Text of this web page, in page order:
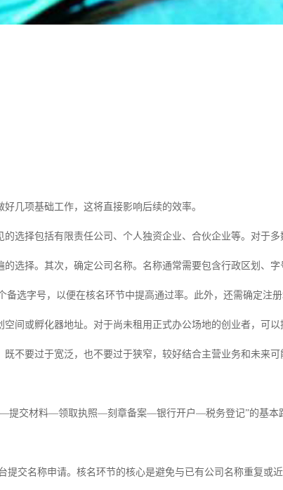
几项基础工作，这将直接影响后续的效率。
选择包括有限责任公司、个人独资企业、合伙企业等。对于
的选择。其次，确定公司名称。名称通常需要包含行政区划、
备选字号，以便在核名环节中提高通过率。此外，还需确定注
间或孵化器地址。对于尚未租用正式办公场地的创业者，可
不要过于宽泛，也不要过于狭窄，较好结合主营业务和未来可
—提交材料—领取执照—刻章备案—银行开户—税务登记”的基本
提交名称申请。核名环节的核心是避免与已有公司名称重复或